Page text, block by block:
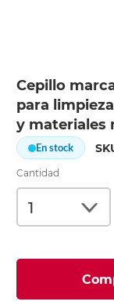
Cepillo
para
y materiales
En stock
Cantidad